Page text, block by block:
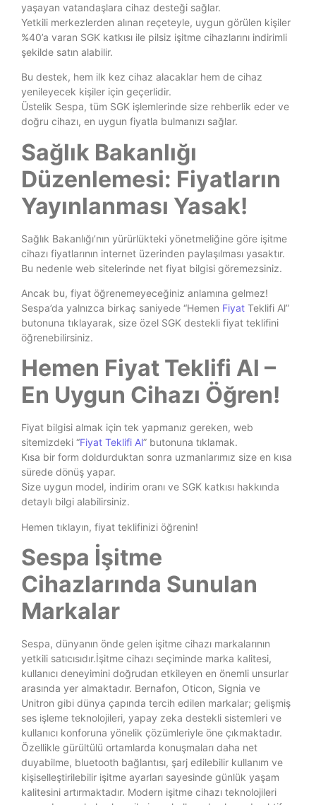
yaşayan vatandaşlara cihaz desteği sağlar.
Yetkili merkezlerden alınan reçeteyle, uygun görülen kişiler
%40’a varan SGK katkısı ile pilsiz işitme cihazlarını indirimli
şekilde satın alabilir.
Bu destek, hem ilk kez cihaz alacaklar hem de cihaz
yenileyecek kişiler için geçerlidir.
Üstelik Sespa, tüm SGK işlemlerinde size rehberlik eder ve
doğru cihazı, en uygun fiyatla bulmanızı sağlar.
Sağlık Bakanlığı
Düzenlemesi: Fiyatların
Yayınlanması Yasak!
Sağlık Bakanlığı’nın yürürlükteki yönetmeliğine göre işitme
cihazı fiyatlarının internet üzerinden paylaşılması yasaktır.
Bu nedenle web sitelerinde net fiyat bilgisi göremezsiniz.
Ancak bu, fiyat öğrenemeyeceğiniz anlamına gelmez!
Sespa’da yalnızca birkaç saniyede “Hemen Fiyat Teklifi Al”
butonuna tıklayarak, size özel SGK destekli fiyat teklifini
öğrenebilirsiniz.
Hemen Fiyat Teklifi Al –
En Uygun Cihazı Öğren!
Fiyat bilgisi almak için tek yapmanız gereken, web
sitemizdeki “Fiyat Teklifi Al” butonuna tıklamak.
Kısa bir form doldurduktan sonra uzmanlarımız size en kısa
sürede dönüş yapar.
Size uygun model, indirim oranı ve SGK katkısı hakkında
detaylı bilgi alabilirsiniz.
Hemen tıklayın, fiyat teklifinizi öğrenin!
Sespa İşitme
Cihazlarında Sunulan
Markalar
Sespa, dünyanın önde gelen işitme cihazı markalarının
yetkili satıcısıdır.İşitme cihazı seçiminde marka kalitesi,
kullanıcı deneyimini doğrudan etkileyen en önemli unsurlar
arasında yer almaktadır. Bernafon, Oticon, Signia ve
Unitron gibi dünya çapında tercih edilen markalar; gelişmiş
ses işleme teknolojileri, yapay zeka destekli sistemleri ve
kullanıcı konforuna yönelik çözümleriyle öne çıkmaktadır.
Özellikle gürültülü ortamlarda konuşmaları daha net
duyabilme, bluetooth bağlantısı, şarj edilebilir kullanım ve
kişiselleştirilebilir işitme ayarları sayesinde günlük yaşam
kalitesini artırmaktadır. Modern işitme cihazı teknolojileri